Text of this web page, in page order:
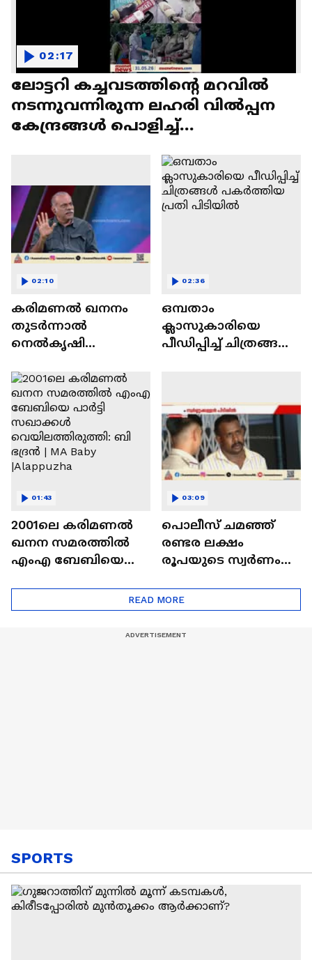
ലോട്ടറി കച്ചവടത്തിന്റെ മറവിൽ
നടന്നുവന്നിരുന്ന ലഹരി വിൽപ്പന
കേന്ദ്രങ്ങൾ പൊളിച്ച്
02:17
കരിമണൽ ഖനനം
തുടർന്നാൽ
നെൽകൃഷി
ആവാസ വ്യവസ്ഥയെ
ബാധിക്കും: ബി ഭദ്രൻ
| CMRL | Black sand
02:10
ഒമ്പതാം
ക്ലാസുകാരിയെ
പീഡിപ്പിച്ച് ചിത്രങ്ങൾ
02:36
2001ലെ കരിമണൽ
ഖനന സമരത്തിൽ
എംഎ ബേബിയെ
വെയിലത്തിരുത്തി:
ബി ഭദ്രൻ | MA Baby
01:43
പൊലീസ് ചമഞ്ഞ്
രണ്ടര ലക്ഷം
രൂപയുടെ സ്വർണം
സ്വ​ദേശി പിടിയിൽ|
Kasaragod | Kerala
03:09
READ MORE
SPORTS